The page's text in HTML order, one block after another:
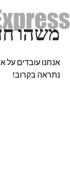
משהו
אנחנו עובדים על
נתראה בקרוב!